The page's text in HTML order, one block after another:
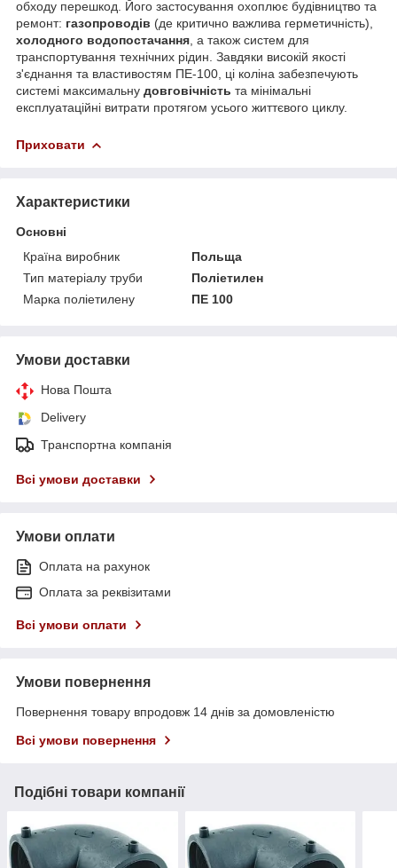
обходу перешкод. Його застосування охоплює будівництво та
ремонт: газопроводів (де критично важлива герметичність),
холодного водопостачання , а також систем для
транспортування технічних рідин. Завдяки високій якості
з'єднання та властивостям ПЕ-100, ці коліна забезпечують
системі максимальну довговічність та мінімальні
експлуатаційні витрати протягом усього життєвого циклу.
Приховати
Характеристики
Основні
Країна виробник
Польща
Тип матеріалу труби
Поліетилен
Марка поліетилену
ПЕ 100
Умови доставки
Нова Пошта
Delivery
Транспортна компанія
Всі умови доставки
Умови оплати
Оплата на рахунок
Оплата за реквізитами
Всі умови оплати
Умови повернення
Повернення товару впродовж 14 днів за домовленістю
Всі умови повернення
Подібні товари компанії